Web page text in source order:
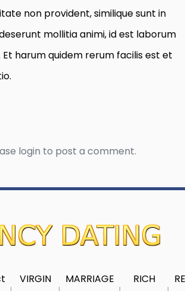
non provident, similique sunt in
mollitia animi, id est laborum
harum quidem rerum facilis est et
login to post a comment.
VIRGIN
MARRIAGE
RICH